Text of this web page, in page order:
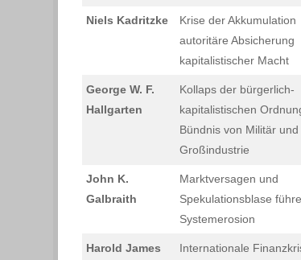
Niels Kadritzke
Krise der Akkumulation
autoritäre Absicherung
kapitalistischer Macht
George W. F.
Hallgarten
Kollaps der bürgerlich-
kapitalistischen
Bündnis von Militär und
Großindustrie
John K.
Galbraith
Marktversagen und
Spekulationsblase
Systemerosion
Harold James
Internationale